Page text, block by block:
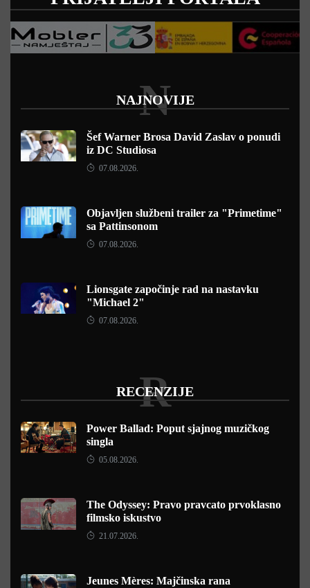
NAJNOVIJE
N
Šef Warner Brosa David Zaslav o ponudi
iz DC Studiosa
07.08.2026.
Objavljen službeni trailer za "Primetime"
sa Pattinsonom
07.08.2026.
Lionsgate započinje rad na nastavku
"Michael 2"
07.08.2026.
RECENZIJE
R
Power Ballad: Poput sjajnog muzičkog
singla
05.08.2026.
The Odyssey: Pravo pravcato prvoklasno
filmsko iskustvo
21.07.2026.
Jeunes Mères: Majčinska rana